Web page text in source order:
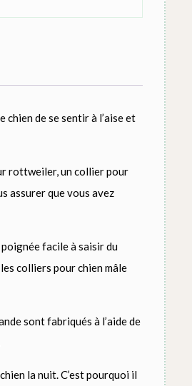
de se sentir à l’aise et
rottweiler, un collier pour
assurer que vous avez
facile à saisir du
colliers pour chien mâle
sont fabriqués à l’aide de
la nuit. C’est pourquoi il